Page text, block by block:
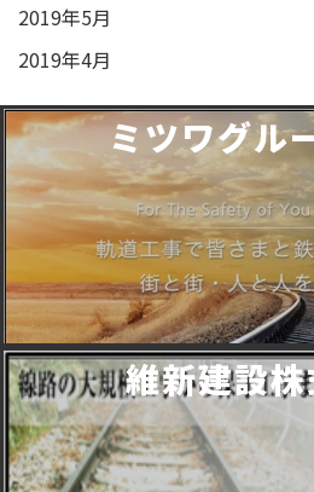
2019年5月
2019年4月
ミツワグル
維新建設